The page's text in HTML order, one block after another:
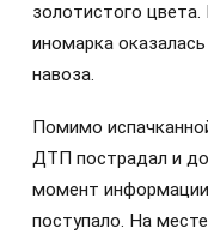
золотистого
иномарка
навоза.
Помимо
ДТП пострадал и
момент
поступало. На